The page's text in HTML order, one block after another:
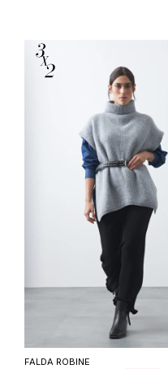
Seleccionar talle
FALDA ROBINE